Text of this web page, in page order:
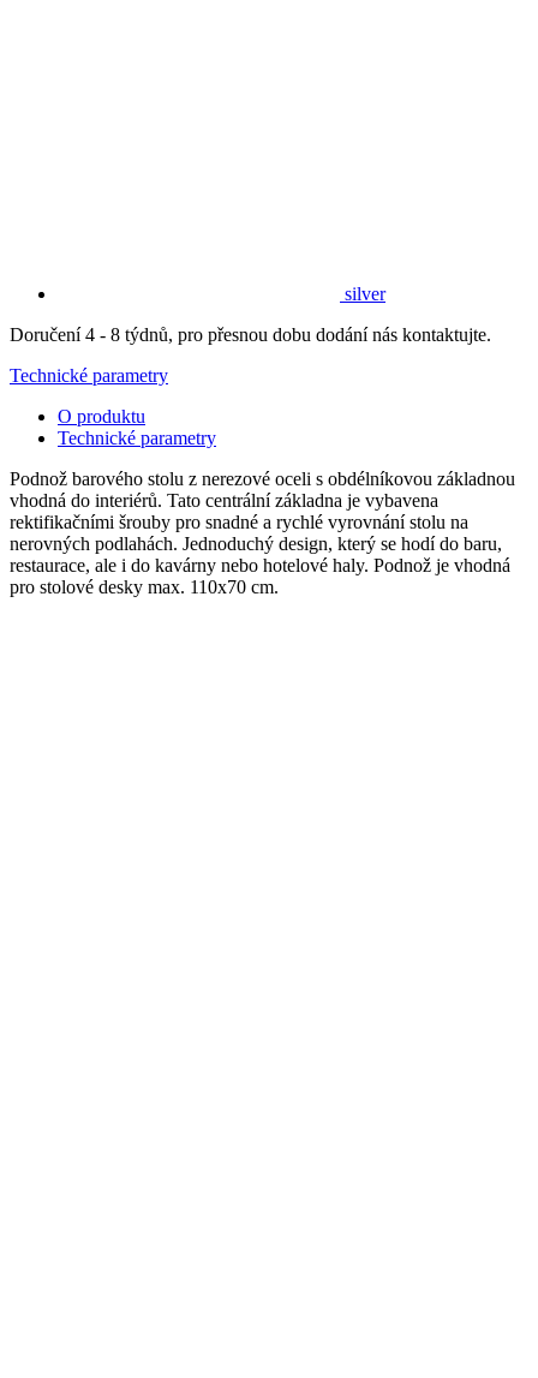
silver
Doručení 4 - 8 týdnů, pro přesnou dobu dodání nás kontaktujte.
Technické parametry
O produktu
Technické parametry
Podnož barového stolu z nerezové oceli s obdélníkovou základnou
vhodná do interiérů. Tato centrální základna je vybavena
rektifikačními šrouby pro snadné a rychlé vyrovnání stolu na
nerovných podlahách. Jednoduchý design, který se hodí do baru,
restaurace, ale i do kavárny nebo hotelové haly. Podnož je vhodná
pro stolové desky max. 110x70 cm.